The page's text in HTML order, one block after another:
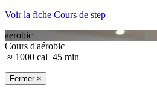
Voir la fiche Cours de step
aerobic
Cours d'aérobic
≈ 1000 cal 45 min
Fermer ×